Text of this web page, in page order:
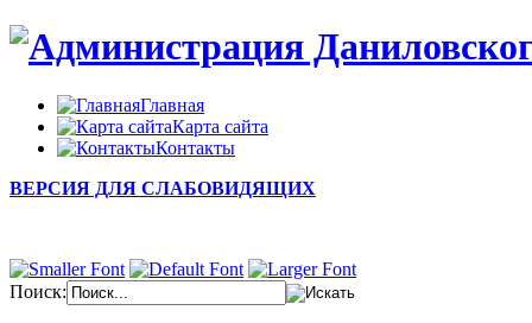
Главная
Карта сайта
Контакты
ВЕРСИЯ ДЛЯ СЛАБОВИДЯЩИХ
Поиск: